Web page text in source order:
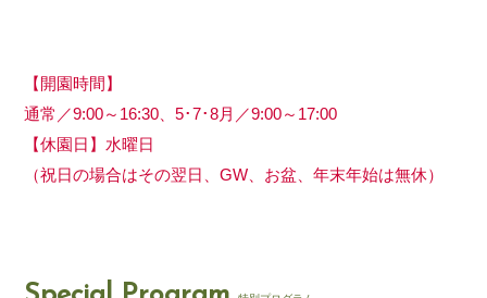
【開園時間】
通常／9:00～16:30、5･7･8月／9:00～17:00
【休園日】水曜日
（祝日の場合はその翌日、GW、お盆、年末年始は無休）